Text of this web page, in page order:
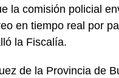
la comisión policial
en tiempo real por
la Fiscalía.
de la Provincia de